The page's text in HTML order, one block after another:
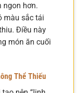
ngon hơn.
màu sắc tái
Điều này
món ăn cuối
Thể Thiếu